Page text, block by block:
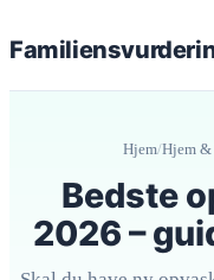
Familiens
Hjem/Hjem &
Bedste
2026 –